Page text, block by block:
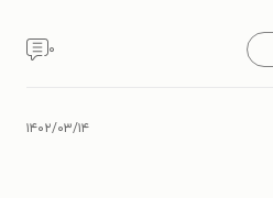
۰
۱۴۰۲/۰۳/۱۴